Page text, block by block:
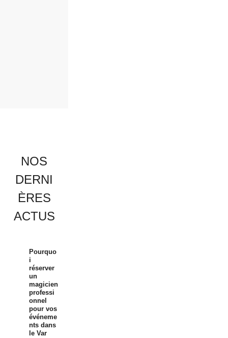
NOS
DERNI
ÈRES
ACTUS
Pourquo
i
réserver
un
magicien
professi
onnel
pour vos
événeme
nts dans
le Var